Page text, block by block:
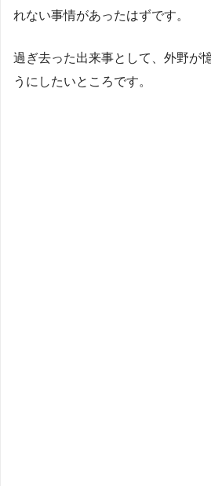
れない事情があったはずです。
過ぎ去った出来事として、外野が
うにしたいところです。